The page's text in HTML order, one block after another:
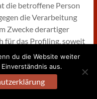
die betroffene Person
die Verarbeitung
Zwecke derartiger
für das Profiling, soweit
steht.
gegenüber der
Jürgen Herpin
so wird die
du die Website weiter
aus.